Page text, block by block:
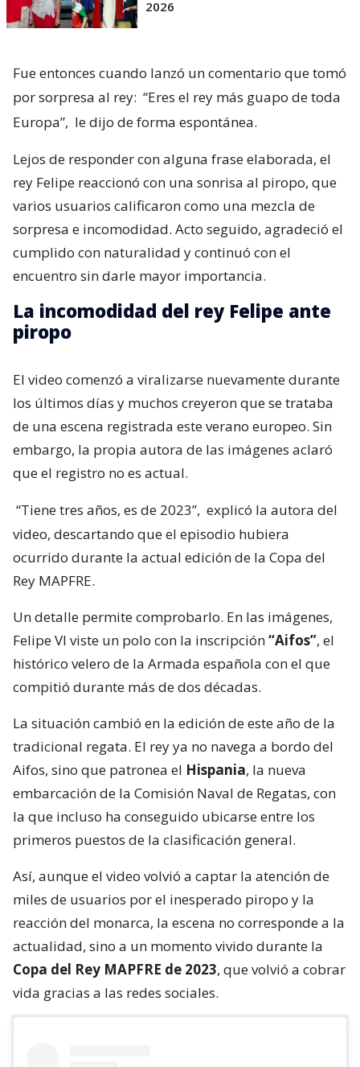
2026
Fue entonces cuando lanzó un comentario que tomó
por sorpresa al rey: “Eres el rey más guapo de toda
Europa”, le dijo de forma espontánea.
Lejos de responder con alguna frase elaborada, el
rey Felipe reaccionó con una sonrisa al piropo, que
varios usuarios calificaron como una mezcla de
sorpresa e incomodidad. Acto seguido, agradeció el
cumplido con naturalidad y continuó con el
encuentro sin darle mayor importancia.
La incomodidad del rey Felipe ante
piropo
El video comenzó a viralizarse nuevamente durante
los últimos días y muchos creyeron que se trataba
de una escena registrada este verano europeo. Sin
embargo, la propia autora de las imágenes aclaró
que el registro no es actual.
“Tiene tres años, es de 2023”, explicó la autora del
video, descartando que el episodio hubiera
ocurrido durante la actual edición de la Copa del
Rey MAPFRE.
Un detalle permite comprobarlo. En las imágenes,
Felipe VI viste un polo con la inscripción“Aifos”, el
histórico velero de la Armada española con el que
compitió durante más de dos décadas.
La situación cambió en la edición de este año de la
tradicional regata. El rey ya no navega a bordo del
Aifos, sino que patronea el Hispania, la nueva
embarcación de la Comisión Naval de Regatas, con
la que incluso ha conseguido ubicarse entre los
primeros puestos de la clasificación general.
Así, aunque el video volvió a captar la atención de
miles de usuarios por el inesperado piropo y la
reacción del monarca, la escena no corresponde a la
actualidad, sino a un momento vivido durante la
Copa del Rey MAPFRE de 2023, que volvió a cobrar
vida gracias a las redes sociales.